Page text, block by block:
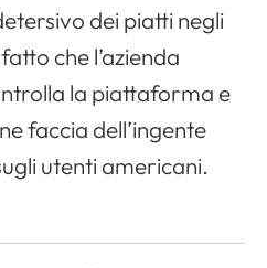
dei piatti negli
che l’azienda
la piattaforma e
faccia dell’ingente
utenti americani.